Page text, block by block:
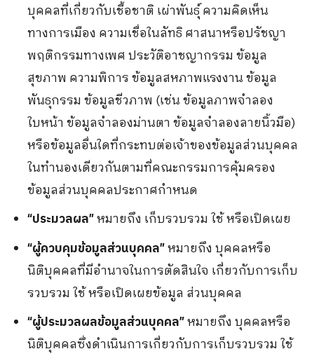
บุคคลที่เกี่ยวกับเชื้อชาติ เผ่าพันธุ์ ความคิดเห็น
ทางการเมือง ความเชื่อในลัทธิ ศาสนาหรือปรัชญา
พฤติกรรมทางเพศ ประวัติอาชญากรรม ข้อมูล
สุขภาพ ความพิการ ข้อมูลสหภาพแรงงาน ข้อมูล
พันธุกรรม ข้อมูลชีวภาพ (เช่น ข้อมูลภาพจำลอง
ใบหน้า ข้อมูลจำลองม่านตา ข้อมูลจำลองลายนิ้วมือ)
หรือข้อมูลอื่นใดที่กระทบต่อเจ้าของข้อมูลส่วนบุคคล
ในทำนองเดียวกันตามที่คณะกรรมการคุ้มครอง
ข้อมูลส่วนบุคคลประกาศกำหนด
“ประมวลผล”หมายถึง เก็บรวบรวม ใช้ หรือเปิดเผย
“ผู้ควบคุมข้อมูลส่วนบุคคล”หมายถึง บุคคลหรือ
นิติบุคคลที่มีอํานาจในการตัดสินใจ เกี่ยวกับการเก็บ
รวบรวม ใช้ หรือเปิดเผยข้อมูล ส่วนบุคคล
“ผู้ประมวลผลข้อมูลส่วนบุคคล”หมายถึง บุคคลหรือ
นิติบุคคลซึ่งดำเนินการเกี่ยวกับการเก็บรวบรวม ใช้